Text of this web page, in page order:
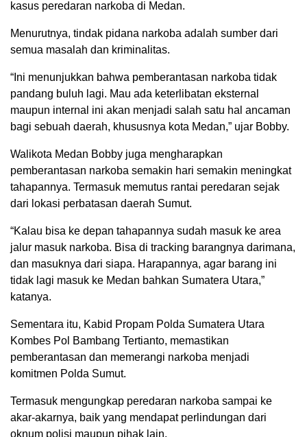
kasus peredaran narkoba di Medan.
Menurutnya, tindak pidana narkoba adalah sumber dari
semua masalah dan kriminalitas.
“Ini menunjukkan bahwa pemberantasan narkoba tidak
pandang buluh lagi. Mau ada keterlibatan eksternal
maupun internal ini akan menjadi salah satu hal ancaman
bagi sebuah daerah, khususnya kota Medan,” ujar Bobby.
Walikota Medan Bobby juga mengharapkan
pemberantasan narkoba semakin hari semakin meningkat
tahapannya. Termasuk memutus rantai peredaran sejak
dari lokasi perbatasan daerah Sumut.
“Kalau bisa ke depan tahapannya sudah masuk ke area
jalur masuk narkoba. Bisa di tracking barangnya darimana,
dan masuknya dari siapa. Harapannya, agar barang ini
tidak lagi masuk ke Medan bahkan Sumatera Utara,”
katanya.
Sementara itu, Kabid Propam Polda Sumatera Utara
Kombes Pol Bambang Tertianto, memastikan
pemberantasan dan memerangi narkoba menjadi
komitmen Polda Sumut.
Termasuk mengungkap peredaran narkoba sampai ke
akar-akarnya, baik yang mendapat perlindungan dari
oknum polisi maupun pihak lain.